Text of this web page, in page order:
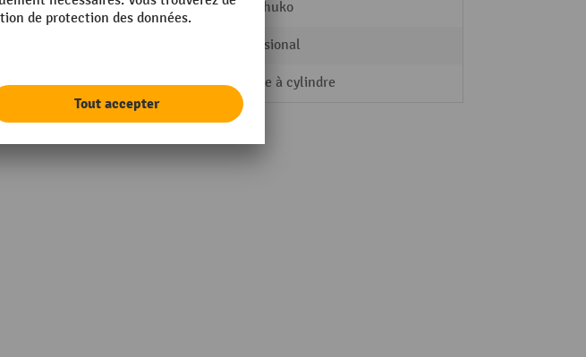
Propriétés techniques D / Schuko
Professional
Système de fermeture Serrure à cylindre